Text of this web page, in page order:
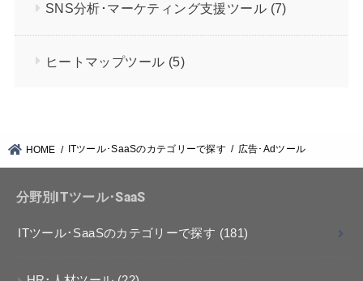
SNS分析･マーケティング支援ツール (7)
ヒートマップツール (5)
HOME ITツール･SaaSのカテゴリーで探す 広告･Adツール
分野別ITツール･SaaS
ITツール･SaaSのカテゴリーで探す (181)